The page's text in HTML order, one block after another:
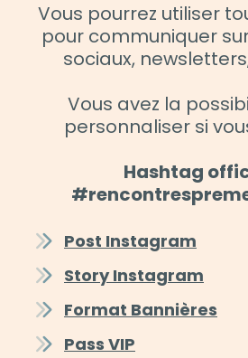
Vous pourrez utiliser
pour communiquer
sociaux,
Vous avez la
personnaliser si
Hashtag
Post Instagram
Story Instagram
Format Bannières
Pass VIP